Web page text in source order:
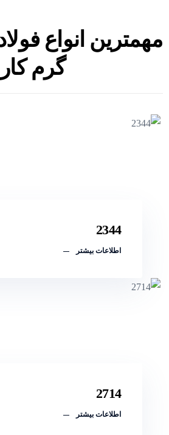
مهمترین انواع
گرم کار
2344
اطلاعات بیشتر
2714
اطلاعات بیشتر